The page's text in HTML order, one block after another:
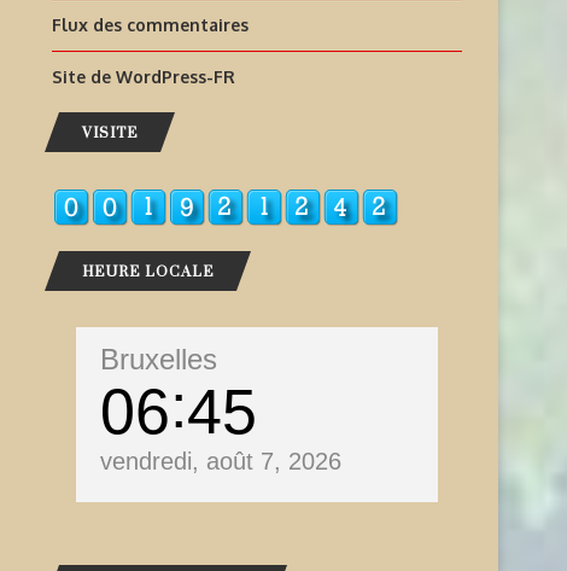
Flux des commentaires
Site de WordPress-FR
VISITE
HEURE LOCALE
Bruxelles
06 45
vendredi, août 7, 2026